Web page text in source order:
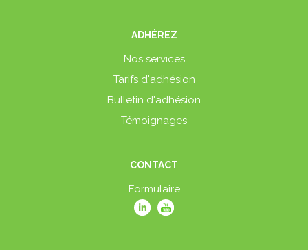
ADHÉREZ
Nos services
Tarifs d'adhésion
Bulletin d'adhésion
Témoignages
CONTACT
Formulaire